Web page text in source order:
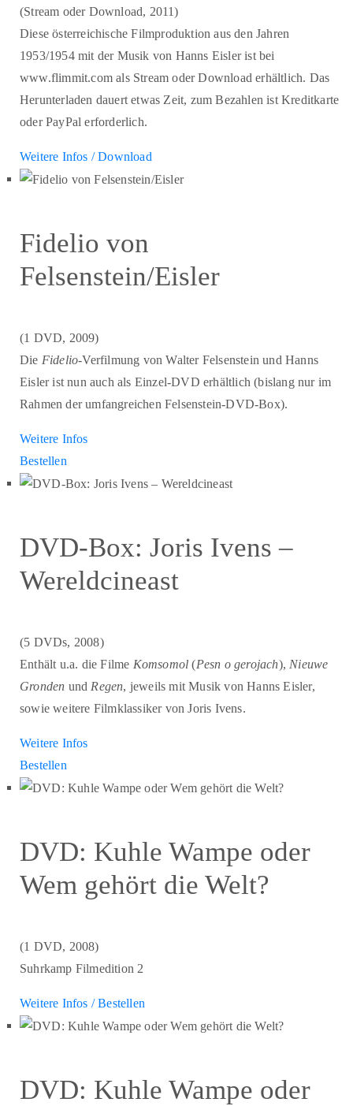
(Stream oder Download, 2011)
Diese österreichische Filmproduktion aus den Jahren
1953/1954 mit der Musik von Hanns Eisler ist bei
www.flimmit.com als Stream oder Download erhältlich. Das
Herunterladen dauert etwas Zeit, zum Bezahlen ist Kreditkarte
oder PayPal erforderlich.
Weitere Infos / Download
Fidelio von
Felsenstein/Eisler
(1 DVD, 2009)
Die Fidelio-Verfilmung von Walter Felsenstein und Hanns
Eisler ist nun auch als Einzel-DVD erhältlich (bislang nur im
Rahmen der umfangreichen Felsenstein-DVD-Box).
Weitere Infos
Bestellen
DVD-Box: Joris Ivens –
Wereldcineast
(5 DVDs, 2008)
Enthält u.a. die Filme Komsomol (Pesn o gerojach), Nieuwe
Gronden und Regen, jeweils mit Musik von Hanns Eisler,
sowie weitere Filmklassiker von Joris Ivens.
Weitere Infos
Bestellen
DVD: Kuhle Wampe oder
Wem gehört die Welt?
(1 DVD, 2008)
Suhrkamp Filmedition 2
Weitere Infos / Bestellen
DVD: Kuhle Wampe oder